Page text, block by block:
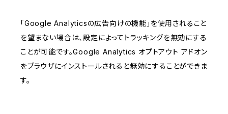
「Google Analyticsの広告向けの機能」を使用されること
を望まない場合は、設定によってトラッキングを無効にする
ことが可能です。Google Analytics オプトアウト アドオン
をブラウザにインストールされると無効にすることができま
す。